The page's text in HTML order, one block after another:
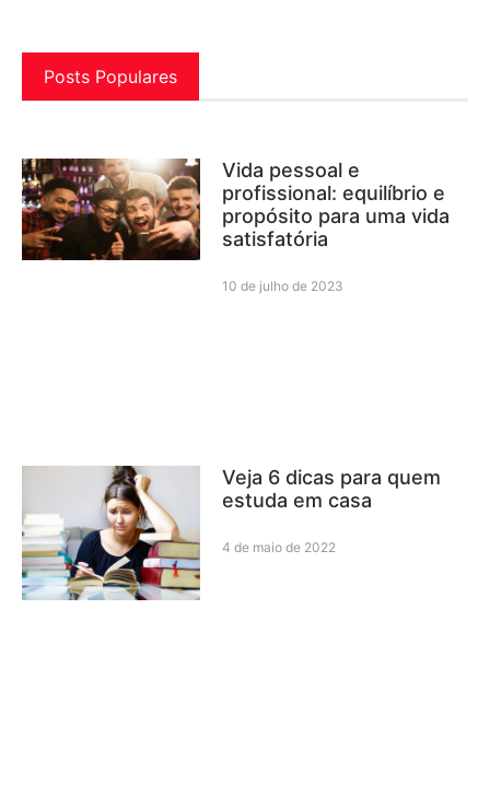
Posts Populares
Vida pessoal e
profissional: equilíbrio e
propósito para uma vida
satisfatória
10 de julho de 2023
Veja 6 dicas para quem
estuda em casa
4 de maio de 2022